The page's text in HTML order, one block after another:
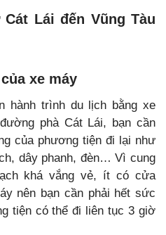
Lái đến Vũng Tàu
xe máy
hành trình du lịch bằng xe
phà Cát Lái, bạn cần
của phương tiện đi lại như
dây phanh, đèn… Vì cung
khá vắng vẻ, ít có cửa
nên bạn cần phải hết sức
tiện có thể đi liên tục 3 giờ